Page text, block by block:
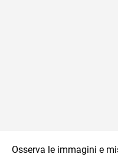
Osserva le immagini e